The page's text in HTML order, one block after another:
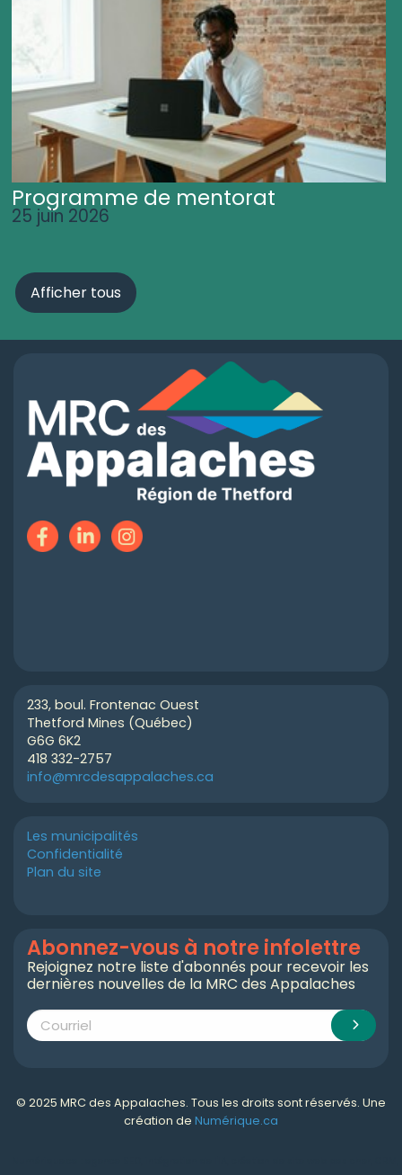
Programme de mentorat
25 juin 2026
Afficher tous
233, boul. Frontenac Ouest
Thetford Mines (Québec)
G6G 6K2
418 332-2757
info@mrcdesappalaches.ca
Les municipalités
Confidentialité
Plan du site
Abonnez-vous à notre infolettre
Rejoignez notre liste d'abonnés pour recevoir les
dernières nouvelles de la MRC des Appalaches
© 2025 MRC des Appalaches. Tous les droits sont réservés. Une
création de Numérique.ca